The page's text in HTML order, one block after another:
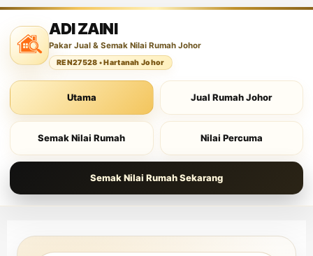
ADI ZAINI
Pakar Jual & Semak Nilai Rumah Johor
REN27528 • Hartanah Johor
Utama Jual Rumah Johor
Semak Nilai Rumah Nilai Percuma
Semak Nilai Rumah Sekarang